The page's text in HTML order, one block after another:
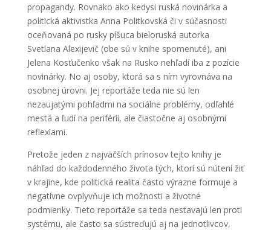
propagandy. Rovnako ako kedysi ruská novinárka a
politická aktivistka Anna Politkovská či v súčasnosti
oceňovaná po rusky píšuca bieloruská autorka
Svetlana Alexijevič (obe sú v knihe spomenuté), ani
Jelena Kosťučenko však na Rusko nehľadí iba z pozície
novinárky. No aj osoby, ktorá sa s ním vyrovnáva na
osobnej úrovni. Jej reportáže teda nie sú len
nezaujatými pohľadmi na sociálne problémy, odľahlé
mestá a ľudí na periférii, ale čiastočne aj osobnými
reflexiami.
Pretože jeden z najväčších prínosov tejto knihy je
náhľad do každodenného života tých, ktorí sú nútení žiť
v krajine, kde politická realita často výrazne formuje a
negatívne ovplyvňuje ich možnosti a životné
podmienky. Tieto reportáže sa teda nestavajú len proti
systému, ale často sa sústreďujú aj na jednotlivcov,